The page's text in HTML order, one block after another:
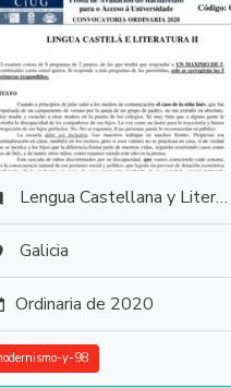
Lengua Castellana y Literatura
Galicia
Ordinaria de 2020
y-98